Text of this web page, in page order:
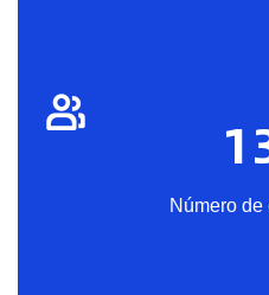
Número